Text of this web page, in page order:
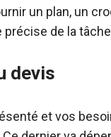
un plan, un
précise de la
devis
et vos